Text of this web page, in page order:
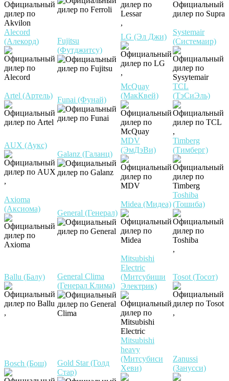
,
Alecord
(Алекорд)
Fujitsu
(Футджитсу)
LG (Эл Джи)
,
Systemair
(Системаир)
Artel (Артель) Funai (Фунай)
McQuay
(МакКвей)
TCL
(ТэСиЭль)
,
AUX (Аукс)
,
Galanz (Галанц)
MDV
(ЭмДэВи)
Timberg
(Тимберг)
Axioma
(Аксиома)
General (Генерал)
Midea (Мидеа)
Toshiba
(Тошиба)
,
Ballu (Балу)
,
General Clima
(Генерал Клима)
Mitsubishi
Electric
(Митсубиши
Электрик)
Tosot (Тосот)
,
Bosch (Бош)
Gold Star (Голд
Стар)
Mitsubishi
heavy
(Митсубиси
Хеви)
Zanussi
(Занусси)